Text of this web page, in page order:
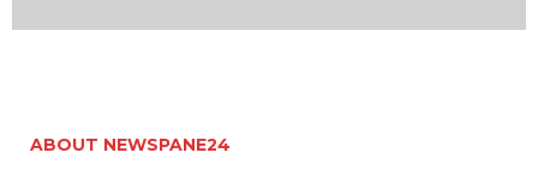
ABOUT NEWSPANE24